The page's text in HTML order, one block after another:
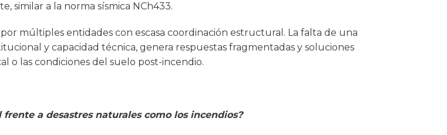
similar a la norma sísmica NCh433.
múltiples entidades con escasa coordinación estructural. La falta de una
y capacidad técnica, genera respuestas fragmentadas y soluciones
o las condiciones del suelo post-incendio.
a desastres naturales como los incendios?